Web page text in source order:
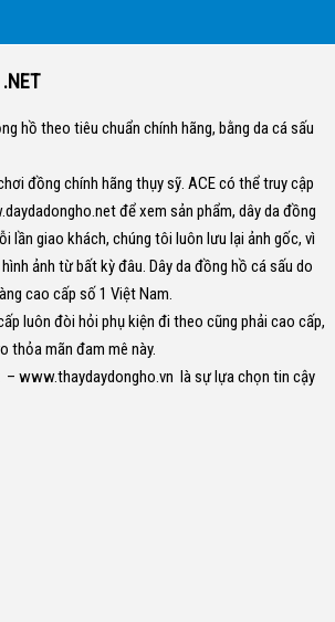
hồ theo tiêu chuẩn chính hãng, bằng da cá sấu
đồng chính hãng thụy sỹ. ACE có thể truy cập
để xem sản phẩm, dây da đồng
lần giao khách, chúng tôi luôn lưu lại ảnh gốc, vì
ảnh từ bất kỳ đâu. Dây da đồng hồ cá sấu do
cao cấp số 1 Việt Nam.
luôn đòi hỏi phụ kiện đi theo cũng phải cao cấp,
thỏa mãn đam mê này.
– www.thaydaydongho.vn là sự lựa chọn tin cậy